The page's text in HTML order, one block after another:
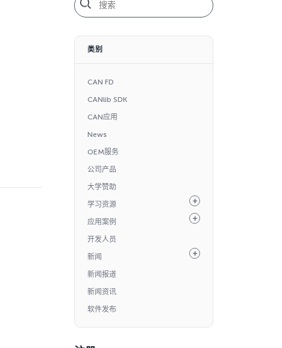
类别
CAN FD
CANlib SDK
CAN应用
News
OEM服务
公司产品
大学赞助
学习资源
应用案例
开发人员
新闻
新闻报道
新闻资讯
软件发布